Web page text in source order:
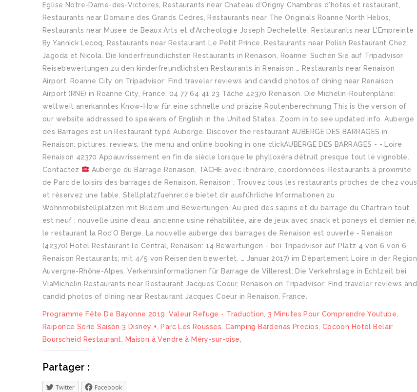
Eglise Notre-Dame-des-Victoires, Restaurants near Chateau d'Origny Chambres d'hotes et restaurant,
Restaurants near Domaine des Grands Cedres, Restaurants near The Originals Roanne North Helios,
Restaurants near Musee de Beaux Arts et d'Archeologie Joseph Dechelette, Restaurants near L'Empreinte
By Yannick Lecoq, Restaurants near Restaurant Le Petit Prince, Restaurants near Polish Restaurant Chez
Jagoda et Nicola. Die kinderfreundlichsten Restaurants in Renaison, Roanne: Suchen Sie auf Tripadvisor
Reisebewertungen zu den kinderfreundlichsten Restaurants in Renaison … Restaurants near Renaison
Airport, Roanne City on Tripadvisor: Find traveler reviews and candid photos of dining near Renaison
Airport (RNE) in Roanne City, France. 04 77 64 41 23 Tâche 42370 Renaison. Die Michelin-Routenpläne:
weltweit anerkanntes Know-How für eine schnelle und präzise Routenberechnung This is the version of
our website addressed to speakers of English in the United States. Zoom in to see updated info. Auberge
des Barrages est un Restaurant typé Auberge. Discover the restaurant AUBERGE DES BARRAGES in
Renaison: pictures, reviews, the menu and online booking in one clickAUBERGE DES BARRAGES - - Loire
Renaison 42370 Appauvrissement en fin de siècle lorsque le phylloxéra détruit presque tout le vignoble.
Contactez
Auberge du Barrage Renaison, TACHE avec itinéraire, coordonnées. Restaurants à proximité
de Parc de loisirs des barrages de Renaison, Renaison : Trouvez tous les restaurants proches de chez vous
et réservez une table. Stellplatzfuehrer.de bietet dir ausführliche Informationen zu
Wohnmobilstellplätzen mit Bildern und Bewertungen. Au pied des sapins et du barrage du Chartrain tout
est neuf : nouvelle usine d'eau, ancienne usine réhabilitée, aire de jeux avec snack et poneys et dernier né,
le restaurant la Roc'O Berge. La nouvelle auberge des barrages de Renaison est ouverte - Renaison
(42370) Hotel Restaurant le Central, Renaison: 14 Bewertungen - bei Tripadvisor auf Platz 4 von 6 von 6
Renaison Restaurants; mit 4/5 von Reisenden bewertet. … Januar 2017) im Département Loire in der Region
Auvergne-Rhône-Alpes. Verkehrsinformationen für Barrage de Villerest: Die Verkehrslage in Echtzeit bei
ViaMichelin Restaurants near Restaurant Jacques Coeur, Renaison on Tripadvisor: Find traveler reviews and
candid photos of dining near Restaurant Jacques Coeur in Renaison, France.
Programme Fête De Bayonne 2019 ,Valeur Refuge - Traduction 3 Minutes Pour Comprendre Youtube
Raiponce Serie Saison 3 Disney +
Parc Les Rousses Camping Bardenas Precios Cocoon Hotel Belair
Bourscheid Restaurant
Maison à Vendre à Méry-sur-oise
Partager :
Twitter Facebook